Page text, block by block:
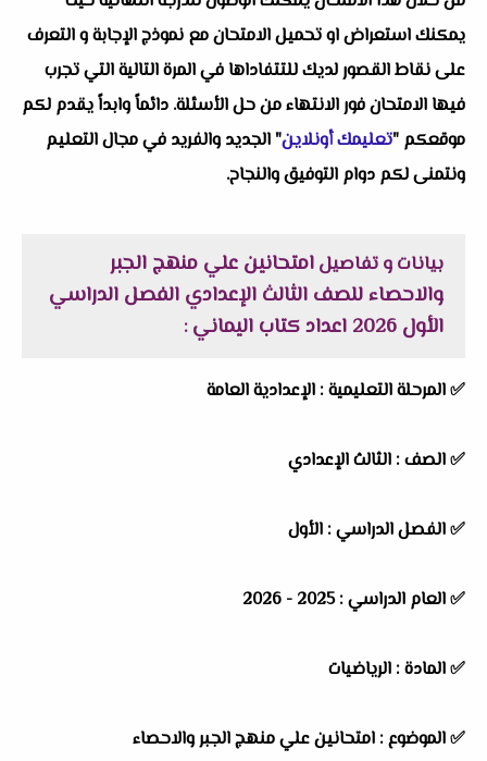
يمكنك استعراض او تحميل الامتحان مع نموذج الإجابة و التعرف
على نقاط القصور لديك للتتفاداها في المرة التالية التي تجرب
فيها الامتحان فور الانتهاء من حل الأسئلة. دائماً وابداً يقدم لكم
موقعكم "تعليمك أونلاين" الجديد والفريد في مجال التعليم
ونتمنى لكم دوام التوفيق والنجاح.
بيانات و تفاصيلامتحانين علي منهج الجبر
والاحصاء للصف الثالث الإعدادي الفصل الدراسي
الأول 2026 اعداد كتاب اليماني
:
✅المرحلة التعليمية : الإعدادية العامة
✅الصف : الثالث الإعدادي
✅الفصل الدراسي : الأول
✅العام الدراسي :2025 - 2026
✅المادة : الرياضيات
✅الموضوع : امتحانين علي منهج الجبر والاحصاء